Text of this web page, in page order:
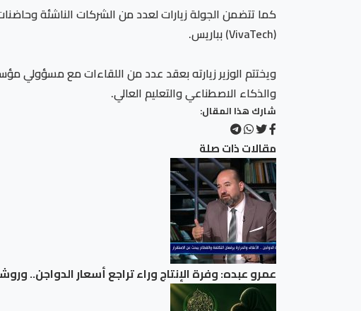
كما تتضمن الجولة زيارات لعدد من الشركات الناشئة
(VivaTech) بباريس.
ويختتم الوزير زيارته بعقد عدد من اللقاءات مع مسؤولي
والذكاء الاصطناعي والتعليم العالي.
شارك هذا المقال:
مقالات ذات صلة
عمرو عبده: وفرة الإنتاج وراء تراجع أسعار الدواجن..